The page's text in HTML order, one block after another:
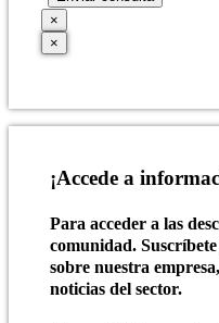
×
×
¡Accede a
Para acceder a las
comunidad.
sobre nuestra
noticias del sector.